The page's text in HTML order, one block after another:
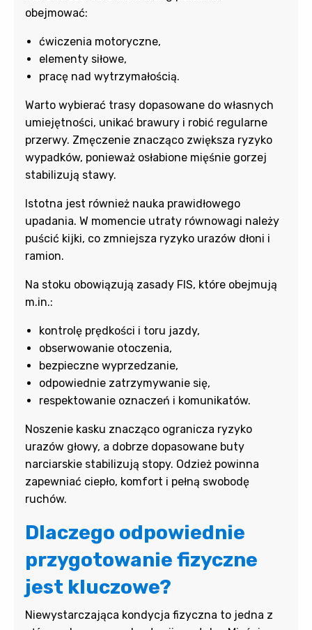
obejmować:
ćwiczenia motoryczne,
elementy siłowe,
pracę nad wytrzymałością.
Warto wybierać trasy dopasowane do własnych
umiejętności, unikać brawury i robić regularne
przerwy. Zmęczenie znacząco zwiększa ryzyko
wypadków, ponieważ osłabione mięśnie gorzej
stabilizują stawy.
Istotna jest również nauka prawidłowego
upadania. W momencie utraty równowagi należy
puścić kijki, co zmniejsza ryzyko urazów dłoni i
ramion.
Na stoku obowiązują zasady FIS, które obejmują
m.in.:
kontrolę prędkości i toru jazdy,
obserwowanie otoczenia,
bezpieczne wyprzedzanie,
odpowiednie zatrzymywanie się,
respektowanie oznaczeń i komunikatów.
Noszenie kasku znacząco ogranicza ryzyko
urazów głowy, a dobrze dopasowane buty
narciarskie stabilizują stopy. Odzież powinna
zapewniać ciepło, komfort i pełną swobodę
ruchów.
Dlaczego odpowiednie
przygotowanie fizyczne
jest kluczowe?
Niewystarczająca kondycja fizyczna to jedna z